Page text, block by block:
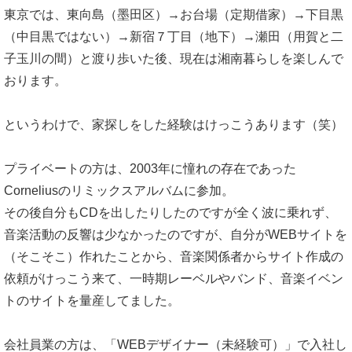
東京では、東向島（墨田区）→お台場（定期借家）→下目黒
（中目黒ではない）→新宿７丁目（地下）→瀬田（用賀と二
子玉川の間）と渡り歩いた後、現在は湘南暮らしを楽しんで
おります。
というわけで、家探しをした経験はけっこうあります（笑）
プライベートの方は、2003年に憧れの存在であった
Corneliusのリミックスアルバムに参加。
その後自分もCDを出したりしたのですが全く波に乗れず、
音楽活動の反響は少なかったのですが、自分がWEBサイトを
（そこそこ）作れたことから、音楽関係者からサイト作成の
依頼がけっこう来て、一時期レーベルやバンド、音楽イベン
トのサイトを量産してました。
会社員業の方は、「WEBデザイナー（未経験可）」で入社し